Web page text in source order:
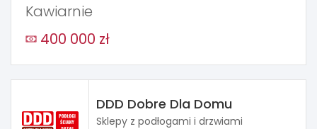
Kawiarnie
400 000 zł
DDD Dobre Dla Domu
Sklepy z podłogami i drzwiami